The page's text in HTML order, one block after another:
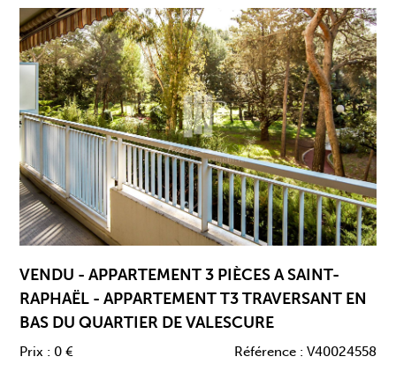
VENDU - APPARTEMENT 3 PIÈCES A SAINT-
RAPHAËL - APPARTEMENT T3 TRAVERSANT EN
BAS DU QUARTIER DE VALESCURE
Prix : 0 € Référence : V40024558